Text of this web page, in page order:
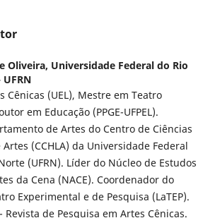
Oliveira, Universidade Federal do Rio
Cênicas (UEL), Mestre em Teatro
em Educação (PPGE-UFPEL).
de Artes do Centro de Ciências
(CCHLA) da Universidade Federal
(UFRN). Líder do Núcleo de Estudos
da Cena (NACE). Coordenador do
Experimental e de Pesquisa (LaTEP).
de Pesquisa em Artes Cênicas.